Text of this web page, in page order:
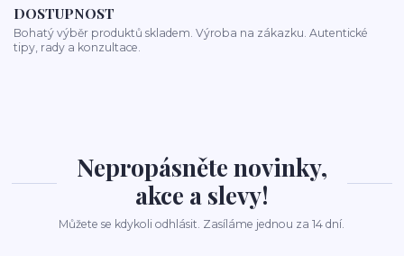
DOSTUPNOST
Bohatý výběr produktů skladem. Výroba na zákazku. Autentické
tipy, rady a konzultace.
Nepropásněte novinky,
akce a slevy!
Můžete se kdykoli odhlásit. Zasíláme jednou za 14 dní.